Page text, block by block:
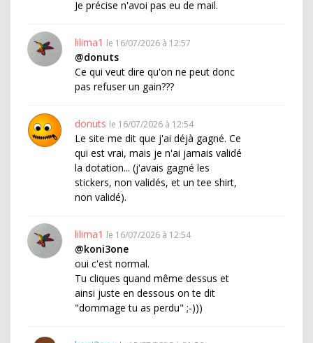
Je précise n'avoi pas eu de mail.
lilima1 le 16/07/2026 à 12:57
@donuts
Ce qui veut dire qu'on ne peut donc
pas refuser un gain???
donuts le 16/07/2026 à 12:54
Le site me dit que j'ai déjà gagné. Ce
qui est vrai, mais je n'ai jamais validé
la dotation... (j'avais gagné les
stickers, non validés, et un tee shirt,
non validé).
lilima1 le 16/07/2026 à 12:54
@koni3one
oui c'est normal.
Tu cliques quand même dessus et
ainsi juste en dessous on te dit
"dommage tu as perdu" ;-)))